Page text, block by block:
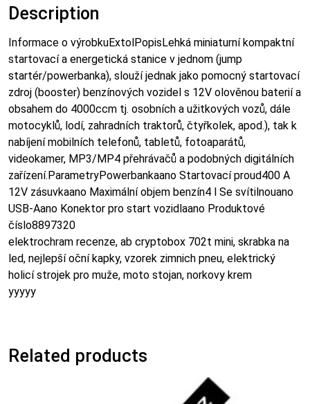
Description
Informace o výrobkuExtolPopisLehká miniaturní kompaktní
startovací a energetická stanice v jednom (jump
startér/powerbanka), slouží jednak jako pomocný startovací
zdroj (booster) benzínových vozidel s 12V olověnou baterií a
obsahem do 4000ccm tj. osobních a užitkových vozů, dále
motocyklů, lodí, zahradních traktorů, čtyřkolek, apod.), tak k
nabíjení mobilních telefonů, tabletů, fotoaparátů,
videokamer, MP3/MP4 přehrávačů a podobných digitálních
zařízení.ParametryPowerbankaano Startovací proud400 A
12V zásuvkaano Maximální objem benzín4 l Se svítilnouano
USB-Aano Konektor pro start vozidlaano Produktové
číslo8897320
elektrochram recenze, ab cryptobox 702t mini, skrabka na
led, nejlepší oční kapky, vzorek zimnich pneu, elektrický
holicí strojek pro muže, moto stojan, norkovy krem
yyyyy
Related products